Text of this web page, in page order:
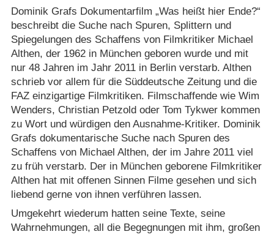
Dominik Grafs Dokumentarfilm „Was heißt hier Ende?“
beschreibt die Suche nach Spuren, Splittern und
Spiegelungen des Schaffens von Filmkritiker Michael
Althen, der 1962 in München geboren wurde und mit
nur 48 Jahren im Jahr 2011 in Berlin verstarb. Althen
schrieb vor allem für die Süddeutsche Zeitung und die
FAZ einzigartige Filmkritiken. Filmschaffende wie Wim
Wenders, Christian Petzold oder Tom Tykwer kommen
zu Wort und würdigen den Ausnahme-Kritiker. Dominik
Grafs dokumentarische Suche nach Spuren des
Schaffens von Michael Althen, der im Jahre 2011 viel
zu früh verstarb. Der in München geborene Filmkritiker
Althen hat mit offenen Sinnen Filme gesehen und sich
liebend gerne von ihnen verführen lassen.
Umgekehrt wiederum hatten seine Texte, seine
Wahrnehmungen, all die Begegnungen mit ihm, großen